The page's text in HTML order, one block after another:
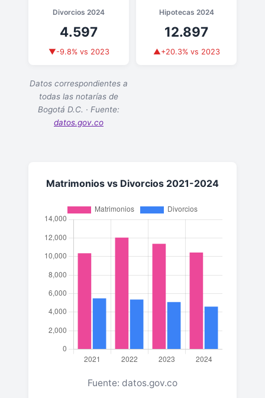
Divorcios 2024
4.597
▼-9.8% vs 2023
Hipotecas 2024
12.897
▲+20.3% vs 2023
Datos correspondientes a
todas las notarías de
Bogotá D.C. · Fuente:
datos.gov.co
Matrimonios vs Divorcios 2021-2024
Fuente: datos.gov.co